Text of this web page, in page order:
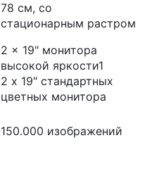
78 см, со
стационарным растром
2 x 19" монитора
высокой яркости1
2 x 19" стандартных
цветных монитора
150.000 изображений